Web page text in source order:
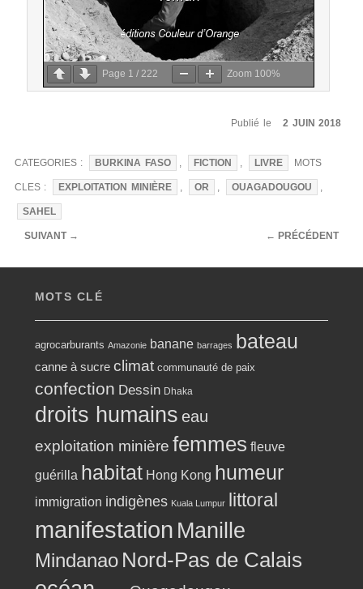
Page 1 /222 Zoom 100%
Publié le 2 JUIN 2018
CATEGORIES : BURKINA FASO , FICTION , LIVRE MOTS
CLES : EXPLOITATION MINIÈRE , OR , OUAGADOUGOU ,
SAHEL
Navigation
← PRÉCÉDENT
SUIVANT →
MOTS CLÉ
agrocarburants Amazonie banane barrages bateau
canne à sucre climat communauté de paix
confection Dessin Dhaka
droits humains eau
exploitation minière femmes fleuve
guérilla habitat Hong Kong humeur
immigration indigènes Kuala Lumpur littoral
manifestation Manille
Mindanao Nord-Pas de Calais